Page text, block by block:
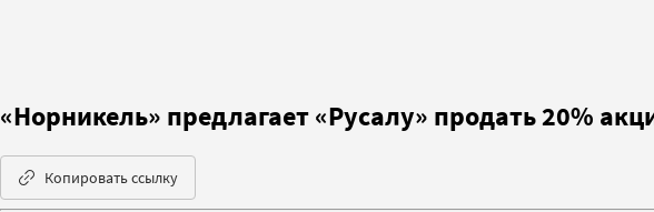
«Норникель» предлагает «Русалу» продать 20%
Копировать ссылку